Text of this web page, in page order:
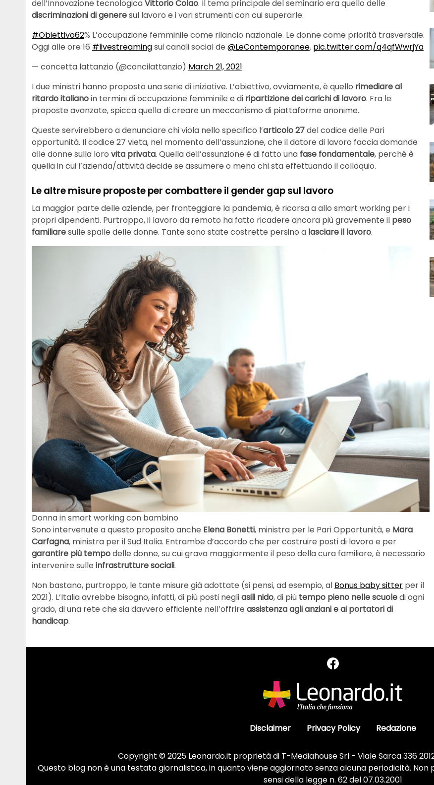
dell’Innovazione tecnologicaVittorio Colao. Il tema principale del seminario era quello delle
discriminazioni di generesul lavoro e i vari strumenti con cui superarle.
#Obiettivo62% L’occupazione femminile come rilancio nazionale. Le donne come priorità trasversale.
Oggi alle ore 16 #livestreamingsui canali social de @LeContemporanee. pic.twitter.com/q4qfWwrjYa
— concetta lattanzio (@concilattanzio) March 21, 2021
I due ministri hanno proposto una serie di iniziative. L’obiettivo, ovviamente, è quello rimediare al
ritardo italianoin termini di occupazione femminile e di ripartizione dei carichi di lavoro. Fra le
proposte avanzate, spicca quella di creare un meccanismo di piattaforme anonime.
Queste servirebbero a denunciare chi viola nello specifico l’articolo 27del codice delle Pari
opportunità. Il codice 27 vieta, nel momento dell’assunzione, che il datore di lavoro faccia domande
alle donne sulla loro vita privata. Quella dell’assunzione è di fatto una fase fondamentale, perché è
quella in cui l’azienda/attività decide se assumere o meno chi sta effettuando il colloquio.
Le altre misure proposte per combattere il gender gap sul lavoro
La maggior parte delle aziende, per fronteggiare la pandemia, è ricorsa a allo smart working per i
propri dipendenti. Purtroppo, il lavoro da remoto ha fatto ricadere ancora più gravemente il peso
familiaresulle spalle delle donne. Tante sono state costrette persino a lasciare il lavoro.
Donna in smart working con bambino
Sono intervenute a questo proposito anche Elena Bonetti, ministra per le Pari Opportunità, e Mara
Carfagna, ministra per il Sud Italia. Entrambe d’accordo che per costruire posti di lavoro e per
garantire più tempodelle donne, su cui grava maggiormente il peso della cura familiare, è necessario
intervenire sulle infrastrutture sociali.
Non bastano, purtroppo, le tante misure già adottate (si pensi, ad esempio, al Bonus baby sitter per il
2021). L’Italia avrebbe bisogno, infatti, di più posti negliasili nido, di più tempo pieno nelle scuoledi ogni
grado, di una rete che sia davvero efficiente nell’offrire assistenza agli anziani e ai portatori di
handicap.
Disclaimer Privacy Policy Redazione
Copyright © 2025 Leonardo.it proprietà di T-Mediahouse Srl - Viale Sarca 336
Questo blog non è una testata giornalistica, in quanto viene aggiornato senza alcuna periodicità.
sensi della legge n. 62 del 07.03.2001